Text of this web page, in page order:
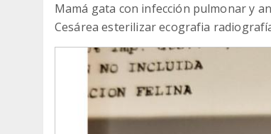
Mamá gata con infección pulmonar y
Cesárea esterilizar ecografia